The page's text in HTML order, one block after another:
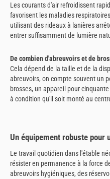
Les courants d'air refroidissent
favorisent les maladies
utilisant des rideaux à lanières
entrer suffisamment de lumière
De combien d'abreuvoirs et de
Cela dépend de la taille et de la
abreuvoirs, on compte souvent un
brosses, un appareil pour
à condition qu'il soit monté au
Un équipement robuste pour
Le travail quotidien dans l'étable
résister en permanence à la force
abreuvoirs hygiéniques, des